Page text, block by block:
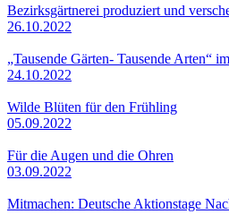
Bezirksgärtnerei produziert und
26.10.2022
„Tausende Gärten- Tausende Arten“
24.10.2022
Wilde Blüten für den Frühling
05.09.2022
Für die Augen und die Ohren
03.09.2022
Mitmachen: Deutsche Aktionstage